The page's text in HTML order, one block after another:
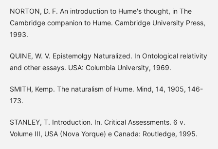
NORTON, D. F. An introduction to Hume's thought, in The
Cambridge companion to Hume. Cambridge University Press,
1993.
QUINE, W. V. Epistemolgy Naturalized. In Ontological relativity
and other essays. USA: Columbia University, 1969.
SMITH, Kemp. The naturalism of Hume. Mind, 14, 1905, 146-
173.
STANLEY, T. Introduction. In. Critical Assessments. 6 v.
Volume III, USA (Nova Yorque) e Canada: Routledge, 1995.